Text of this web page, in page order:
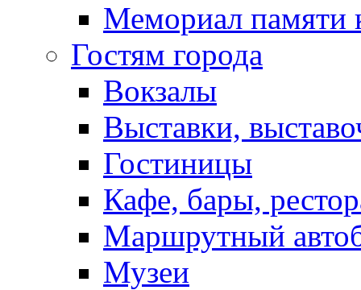
Мемориал памяти
Гостям города
Вокзалы
Выставки,
Гостиницы
Кафе, бары,
Маршрутный
Музеи